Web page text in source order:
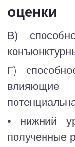
оценки
В)
Г)
влияющие
• нижний
полученные